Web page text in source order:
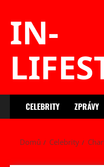
IN-
CELEBRITY ZPRÁVY
Domů Celebrity